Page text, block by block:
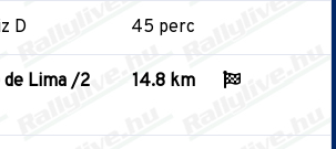
D 45 perc
Lima /2 14.8 km